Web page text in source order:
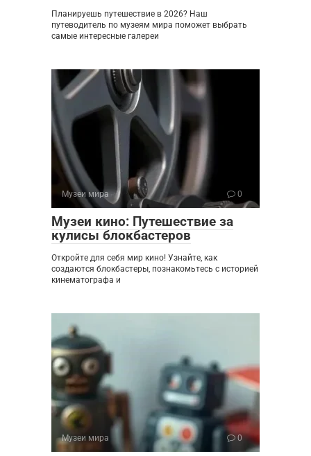
Планируешь путешествие в 2026? Наш
путеводитель по музеям мира поможет выбрать
самые интересные галереи
Музеи мира 0
Музеи кино: Путешествие за
кулисы блокбастеров
Откройте для себя мир кино! Узнайте, как
создаются блокбастеры, познакомьтесь с историей
кинематографа и
Музеи мира 0